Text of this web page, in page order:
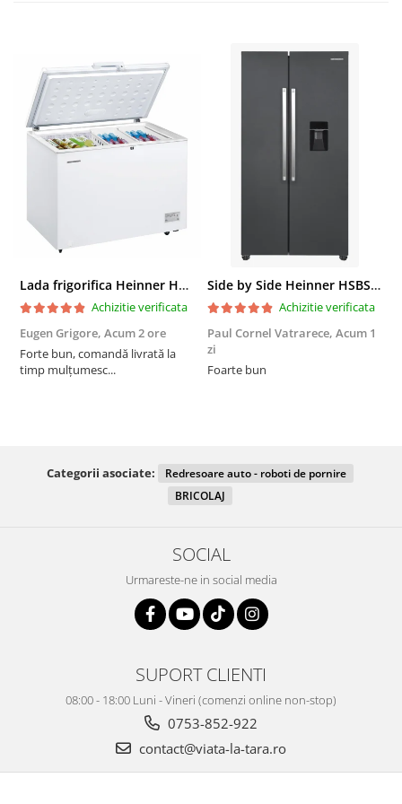
Lada frigorifica Heinner HCF-287CNHE++, 287 l, Clasa E, Compresor inverter, Iluminare LED, Functionalitate frigider, Alb
Achizitie verificata
Eugen Grigore, Acum 2 ore
Forte bun, comandă livrată la
timp mulțumesc...
Side by Side Heinner HSBS-HM439NFINVDGWDE++, Total No Frost, Compresor Inverter, Dozator Apa, Display Touch LED, 439 L, Clasa E, Gri Antracit Texturat
Achizitie verificata
Paul Cornel Vatrarece, Acum 1
zi
Foarte bun
Categorii asociate:
Redresoare auto - roboti de pornire
BRICOLAJ
SOCIAL
Urmareste-ne in social media
SUPORT CLIENTI
08:00 - 18:00 Luni - Vineri (comenzi online non-stop)
0753-852-922
contact@viata-la-tara.ro